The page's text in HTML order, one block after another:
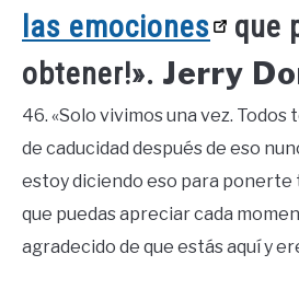
las emociones
que
obtener!». Jerry
46. «Solo vivimos una vez.
de caducidad después de eso
estoy diciendo eso para ponerte
que puedas apreciar cada
agradecido de que estás aquí y